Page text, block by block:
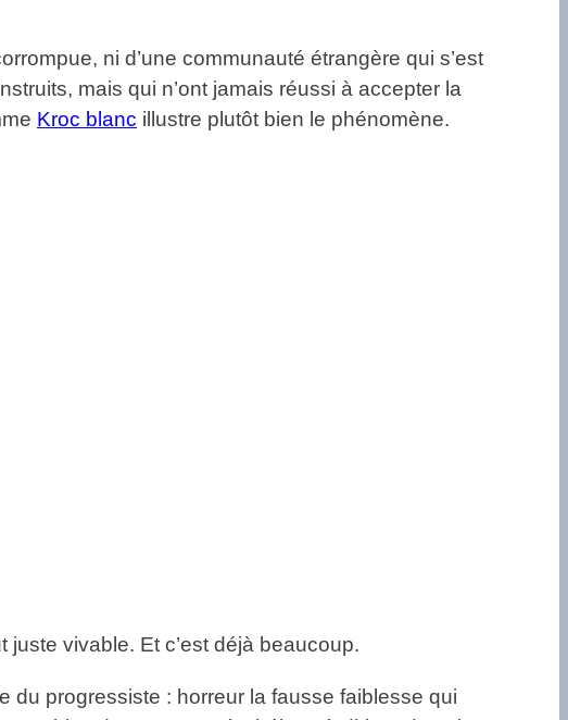
ni d’une communauté étrangère qui s’est
mais qui n’ont jamais réussi à accepter la
Kroc blanc illustre plutôt bien le phénomène.
vivable. Et c’est déjà beaucoup.
du progressiste : horreur la fausse faiblesse qui